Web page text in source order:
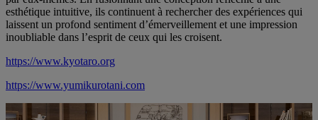
esthétique intuitive, ils continuent à rechercher des expériences qui
laissent un profond sentiment d’émerveillement et une impression
inoubliable dans l’esprit de ceux qui les croisent.
https://www.kyotaro.org
https://www.yumikurotani.com